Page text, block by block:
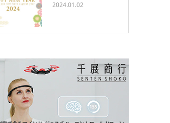
2024.01.02